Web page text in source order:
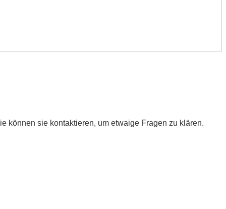
können sie kontaktieren, um etwaige Fragen zu klären.